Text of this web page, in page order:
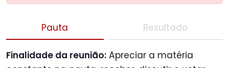
Pauta Resultado
Finalidade da reunião: Apreciar a matéria